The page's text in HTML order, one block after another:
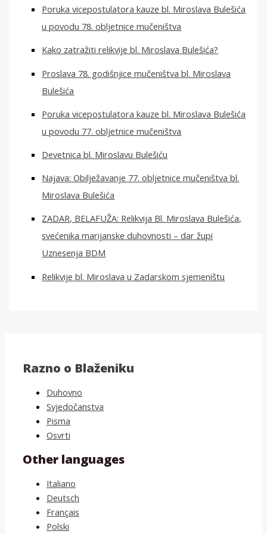
Poruka vicepostulatora kauze bl. Miroslava Bulešića
u povodu 78. obljetnice mučeništva
Kako zatražiti relikvije bl. Miroslava Bulešića?
Proslava 78. godišnjice mučeništva bl. Miroslava
Bulešića
Poruka vicepostulatora kauze bl. Miroslava Bulešića
u povodu 77. obljetnice mučeništva
Devetnica bl. Miroslavu Bulešiću
Najava: Obilježavanje 77. obljetnice mučeništva bl.
Miroslava Bulešića
ZADAR, BELAFUŽA: Relikvija Bl. Miroslava Bulešića,
svećenika marijanske duhovnosti – dar župi
Uznesenja BDM
Relikvije bl. Miroslava u Zadarskom sjemeništu
Razno o Blaženiku
Duhovno
Svjedočanstva
Pisma
Osvrti
Other languages
Italiano
Deutsch
Français
Polski